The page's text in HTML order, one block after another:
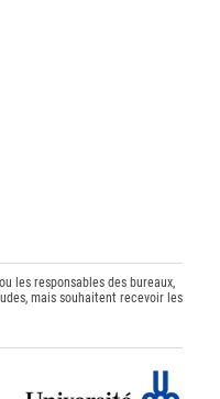
les responsables des bureaux,
mais souhaitent recevoir les